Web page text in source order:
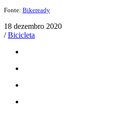
Fonte: Bikeready
18 dezembro 2020
/ Bicicleta